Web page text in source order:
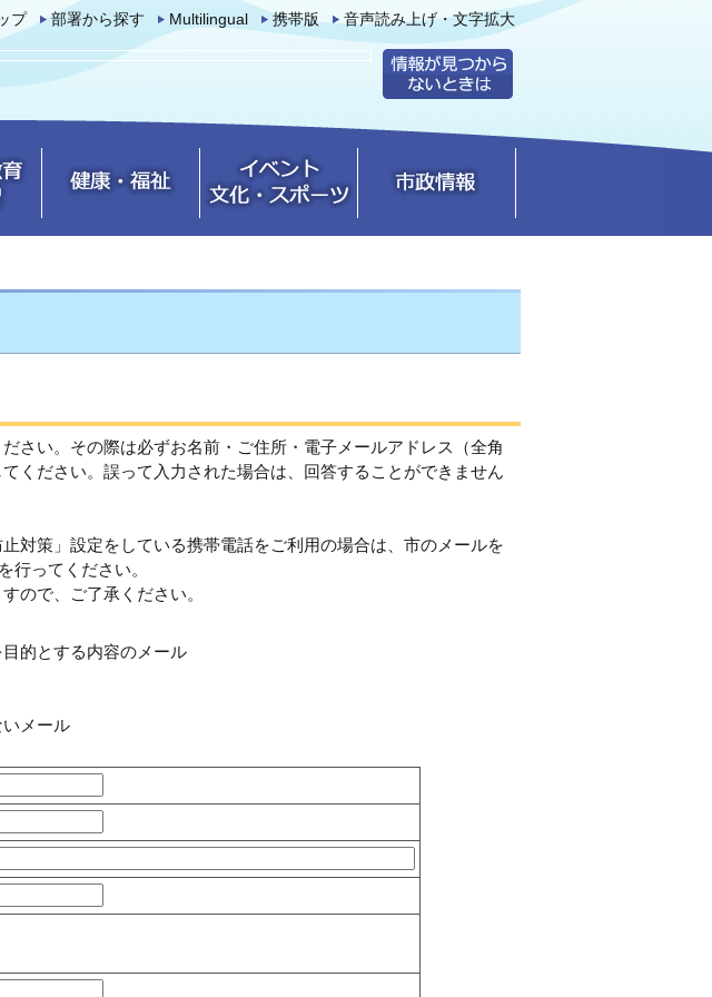
プ 部署から探す Multilingual 携帯版 音声読み上げ・文字拡大
さい。その際は必ずお名前・ご住所・電子メールアドレス（全角
ください。誤って入力された場合は、回答することができません
対策」設定をしている携帯電話をご利用の場合は、市のメールを
行ってください。
ので、ご了承ください。
的とする内容のメール
メール